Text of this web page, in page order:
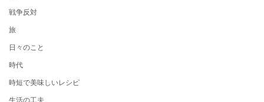
戦争反対
旅
日々のこと
時代
時短で美味しいレシピ
生活の工夫